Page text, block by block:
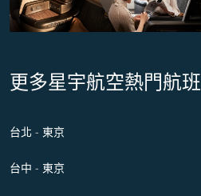
更多星宇航空熱門航班
台北 - 東京
台中 - 東京